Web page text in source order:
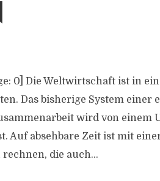
0] Die Weltwirtschaft ist in
Das bisherige System einer
wird von einem
Auf absehbare Zeit ist mit
die auch...